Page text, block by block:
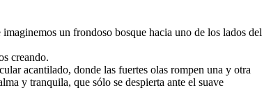
un frondoso bosque hacia uno de los lados del
creando.
acantilado, donde las fuertes olas rompen una y otra
y tranquila, que sólo se despierta ante el suave